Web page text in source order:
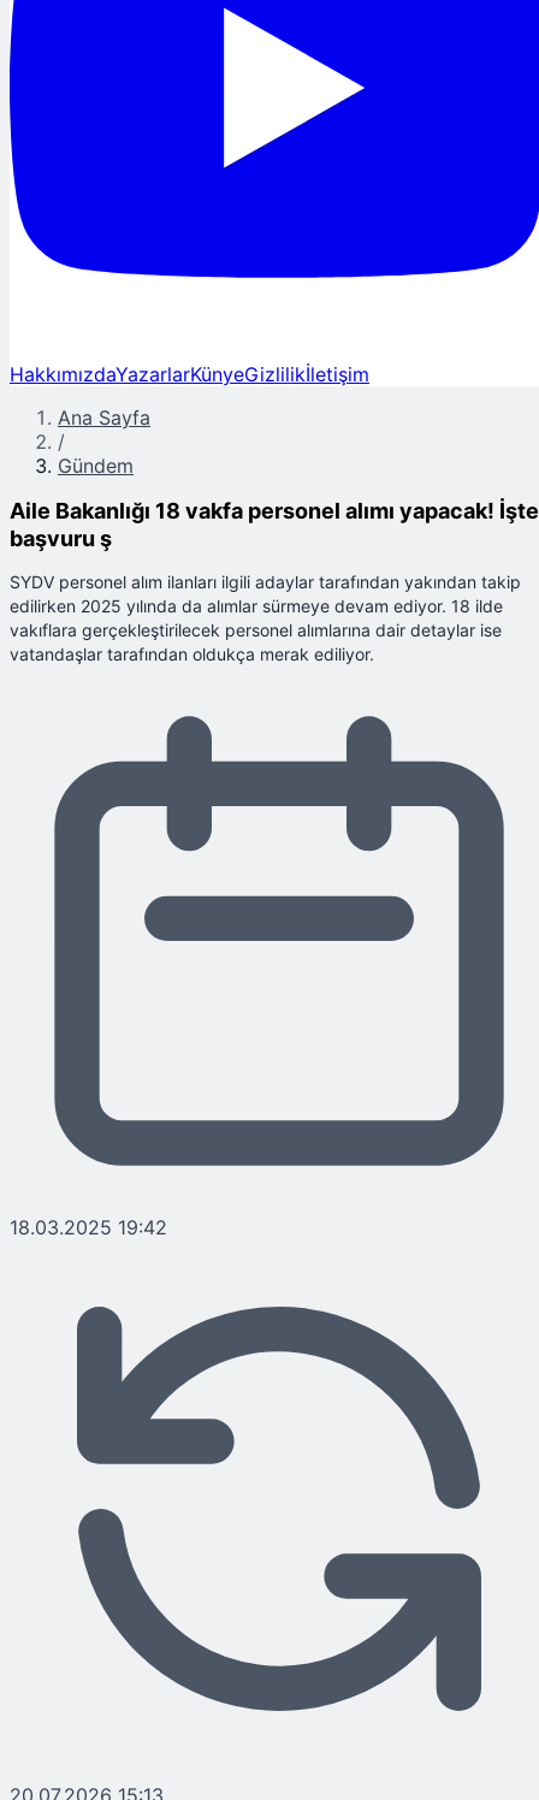
HakkımızdaYazarlarKünyeGizlilikİletişim
Ana Sayfa
/
Gündem
Aile Bakanlığı 18 vakfa personel alımı yapacak! İşte
başvuru ş
SYDV personel alım ilanları ilgili adaylar tarafından yakından takip
edilirken 2025 yılında da alımlar sürmeye devam ediyor. 18 ilde
vakıflara gerçekleştirilecek personel alımlarına dair detaylar ise
vatandaşlar tarafından oldukça merak ediliyor.
18.03.2025 19:42